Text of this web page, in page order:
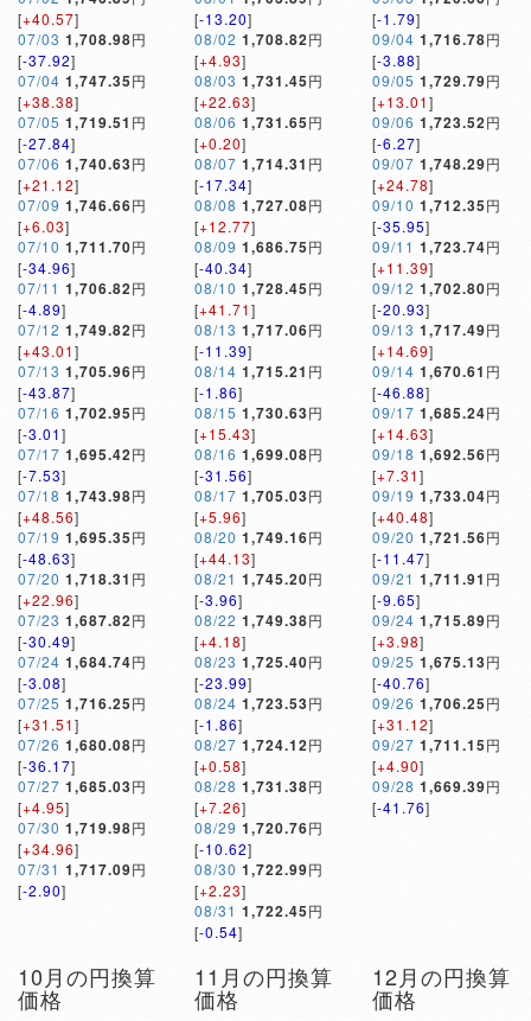
[+40.57]
07/03 1,708.98円
[-37.92]
07/04 1,747.35円
[+38.38]
07/05 1,719.51 円
[-27.84]
07/06 1,740.63円
[+21.12]
07/09 1,746.66円
[+6.03]
07/10 1,711.70円
[-34.96]
07/11 1,706.82円
[-4.89]
07/12 1,749.82円
[+43.01]
07/13 1,705.96円
[-43.87]
07/16 1,702.95円
[-3.01]
07/17 1,695.42円
[-7.53]
07/18 1,743.98円
[+48.56]
07/19 1,695.35円
[-48.63]
07/20 1,718.31 円
[+22.96]
07/23 1,687.82円
[-30.49]
07/24 1,684.74円
[-3.08]
07/25 1,716.25円
[+31.51]
07/26 1,680.08円
[-36.17]
07/27 1,685.03円
[+4.95]
07/30 1,719.98円
[+34.96]
07/31 1,717.09円
[-2.90]
[-13.20]
08/02 1,708.82円
[+4.93]
08/03 1,731.45円
[+22.63]
08/06 1,731.65円
[+0.20]
08/07 1,714.31 円
[-17.34]
08/08 1,727.08円
[+12.77]
08/09 1,686.75円
[-40.34]
08/10 1,728.45円
[+41.71]
08/13 1,717.06円
[-11.39]
08/14 1,715.21 円
[-1.86]
08/15 1,730.63円
[+15.43]
08/16 1,699.08円
[-31.56]
08/17 1,705.03円
[+5.96]
08/20 1,749.16円
[+44.13]
08/21 1,745.20円
[-3.96]
08/22 1,749.38円
[+4.18]
08/23 1,725.40円
[-23.99]
08/24 1,723.53円
[-1.86]
08/27 1,724.12円
[+0.58]
08/28 1,731.38円
[+7.26]
08/29 1,720.76円
[-10.62]
08/30 1,722.99円
[+2.23]
08/31 1,722.45円
[-0.54]
[-1.79]
09/04 1,716.78円
[-3.88]
09/05 1,729.79円
[+13.01]
09/06 1,723.52円
[-6.27]
09/07 1,748.29円
[+24.78]
09/10 1,712.35円
[-35.95]
09/11 1,723.74円
[+11.39]
09/12 1,702.80円
[-20.93]
09/13 1,717.49円
[+14.69]
09/14 1,670.61 円
[-46.88]
09/17 1,685.24円
[+14.63]
09/18 1,692.56円
[+7.31]
09/19 1,733.04円
[+40.48]
09/20 1,721.56円
[-11.47]
09/21 1,711.91 円
[-9.65]
09/24 1,715.89円
[+3.98]
09/25 1,675.13円
[-40.76]
09/26 1,706.25円
[+31.12]
09/27 1,711.15円
[+4.90]
09/28 1,669.39円
[-41.76]
10月の円換算
価格
11月の円換算
価格
12月の円換算
価格